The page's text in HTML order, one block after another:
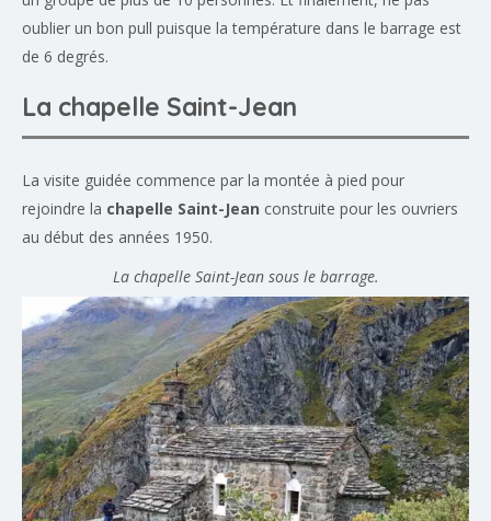
oublier un bon pull puisque la température dans le barrage est
de 6 degrés.
La chapelle Saint-Jean
La visite guidée commence par la montée à pied pour
rejoindre la chapelle Saint-Jean construite pour les ouvriers
au début des années 1950.
La chapelle Saint-Jean sous le barrage.